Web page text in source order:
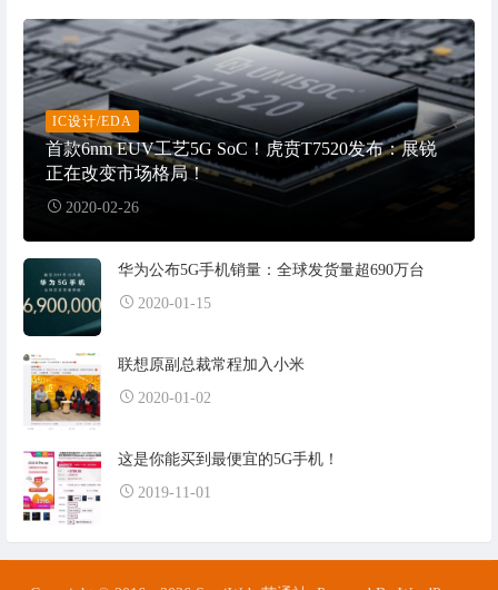
IC设计/EDA
首款6nm EUV工艺5G SoC！虎贲T7520发布：展锐
正在改变市场格局！
2020-02-26
华为公布5G手机销量：全球发货量超690万台
2020-01-15
联想原副总裁常程加入小米
2020-01-02
这是你能买到最便宜的5G手机！
2019-11-01